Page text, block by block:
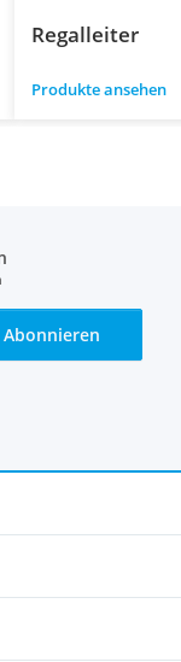
Regalleiter
Produkte ansehen
Abonnieren